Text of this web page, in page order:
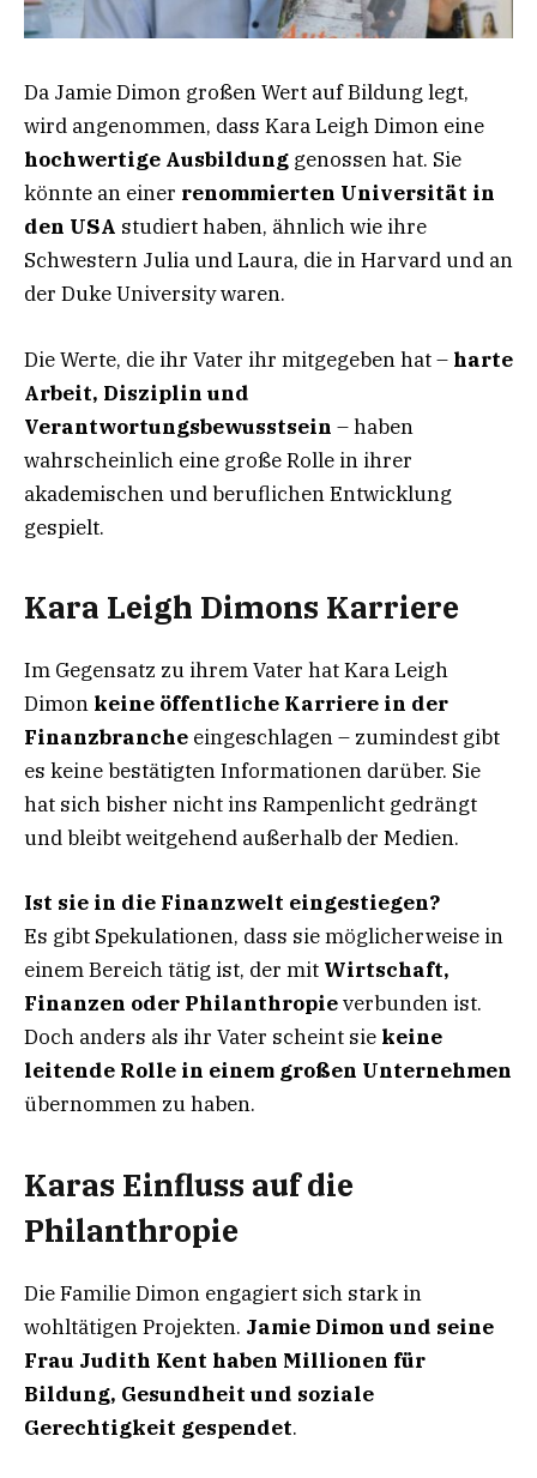
Da Jamie Dimon großen Wert auf Bildung legt,
wird angenommen, dass Kara Leigh Dimon eine
hochwertige Ausbildung genossen hat. Sie
könnte an einer renommierten Universität in
den USA studiert haben, ähnlich wie ihre
Schwestern Julia und Laura, die in Harvard und an
der Duke University waren.
Die Werte, die ihr Vater ihr mitgegeben hat – harte
Arbeit, Disziplin und
Verantwortungsbewusstsein – haben
wahrscheinlich eine große Rolle in ihrer
akademischen und beruflichen Entwicklung
gespielt.
Kara Leigh Dimons Karriere
Im Gegensatz zu ihrem Vater hat Kara Leigh
Dimon keine öffentliche Karriere in der
Finanzbranche eingeschlagen – zumindest gibt
es keine bestätigten Informationen darüber. Sie
hat sich bisher nicht ins Rampenlicht gedrängt
und bleibt weitgehend außerhalb der Medien.
Ist sie in die Finanzwelt eingestiegen?
Es gibt Spekulationen, dass sie möglicherweise in
einem Bereich tätig ist, der mit Wirtschaft,
Finanzen oder Philanthropieverbunden ist.
Doch anders als ihr Vater scheint sie keine
leitende Rolle in einem großen Unternehmen
übernommen zu haben.
Karas Einfluss auf die
Philanthropie
Die Familie Dimon engagiert sich stark in
wohltätigen Projekten. Jamie Dimon und seine
Frau Judith Kent haben Millionen für
Bildung, Gesundheit und soziale
Gerechtigkeit gespendet.